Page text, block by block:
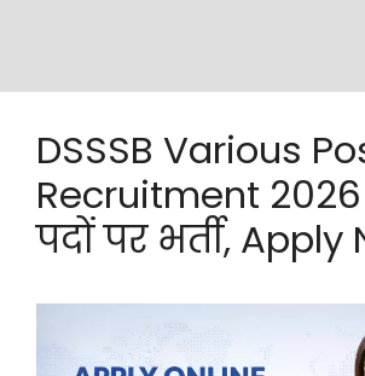
DSSSB Various
Recruitment 2026
पदों पर भर्ती, Apply